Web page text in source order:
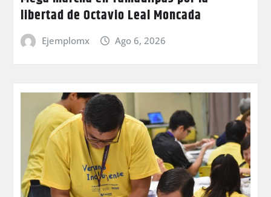
libertad de Octavio Leal Moncada
Ejemplomx Ago 6, 2026